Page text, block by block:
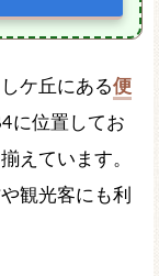
ケ丘にある便
に位置してお
えています。
観光客にも利